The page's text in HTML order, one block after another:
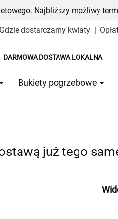
Najbliższy możliwy
Gdzie dostarczamy kwiaty |
DARMOWA DOSTAWA LOKALNA
Wybierz datę dostawy
Bukiety pogrzebowe
już tego